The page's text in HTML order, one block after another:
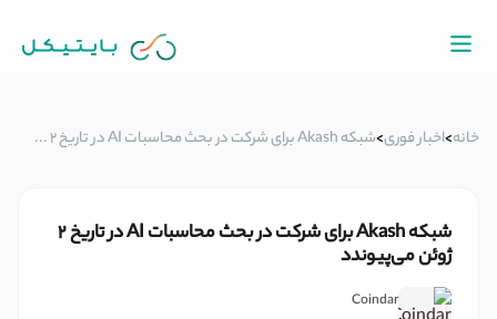
خانه>اخبار فوری>شبکه Akash برای شرکت در بحث محاسبات AI در تاریخ 2 ...
شبکه Akash برای شرکت در بحث محاسبات AI در تاریخ 2
ژوئن می‌پیوندد
Coindar